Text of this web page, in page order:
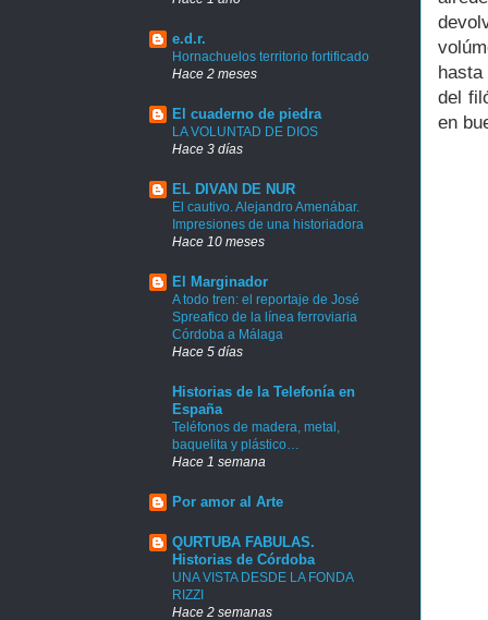
del
en
e.d.r.
Hornachuelos territorio fortificado
Hace 2 meses
El cuaderno de piedra
LA VOLUNTAD DE DIOS
Hace 3 días
EL DIVAN DE NUR
El cautivo. Alejandro Amenábar.
Impresiones de una historiadora
Hace 10 meses
El Marginador
A todo tren: el reportaje de José
Spreafico de la línea ferroviaria
Córdoba a Málaga
Hace 5 días
Historias de la Telefonía en
España
Teléfonos de madera, metal,
baquelita y plástico…
Hace 1 semana
Por amor al Arte
QURTUBA FABULAS.
Historias de Córdoba
UNA VISTA DESDE LA FONDA
RIZZI
Hace 2 semanas